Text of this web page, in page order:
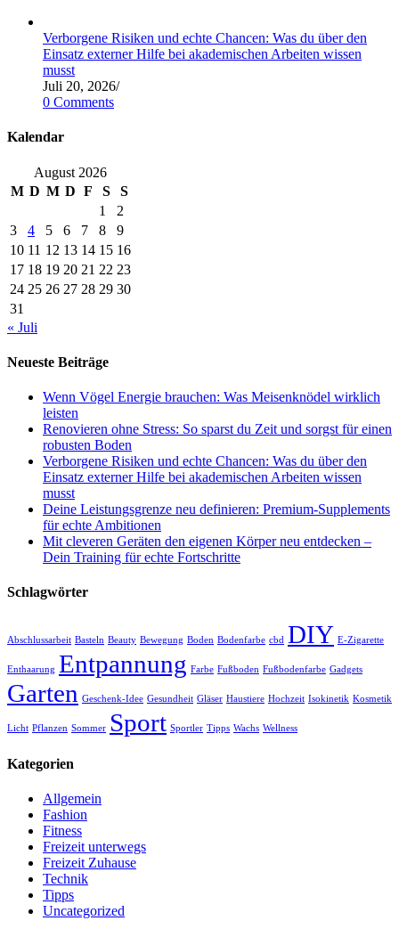
Verborgene Risiken und echte Chancen: Was du über den
Einsatz externer Hilfe bei akademischen Arbeiten wissen
musst
Juli 20, 2026/
0 Comments
Kalendar
August 2026
M D M D F S
S
1
2
3
4 5 6 7 8
9
10 11 12 13 14 15 16
17 18 19 20 21 22 23
24 25 26 27 28 29 30
31
« Juli
Neueste Beiträge
Wenn Vögel Energie brauchen: Was Meisenknödel wirklich
leisten
Renovieren ohne Stress: So sparst du Zeit und sorgst für einen
robusten Boden
Verborgene Risiken und echte Chancen: Was du über den
Einsatz externer Hilfe bei akademischen Arbeiten wissen
musst
Deine Leistungsgrenze neu definieren: Premium-Supplements
für echte Ambitionen
Mit cleveren Geräten den eigenen Körper neu entdecken –
Dein Training für echte Fortschritte
Schlagwörter
Abschlussarbeit Basteln Beauty Bewegung Boden Bodenfarbe cbd DIY E-Zigarette
Enthaarung Entpannung Farbe Fußboden Fußbodenfarbe Gadgets
Garten Geschenk-Idee Gesundheit Gläser Haustiere Hochzeit Isokinetik Kosmetik
Licht Pflanzen Sommer Sport Sportler Tipps Wachs Wellness
Kategorien
Allgemein
Fashion
Fitness
Freizeit unterwegs
Freizeit Zuhause
Technik
Tipps
Uncategorized